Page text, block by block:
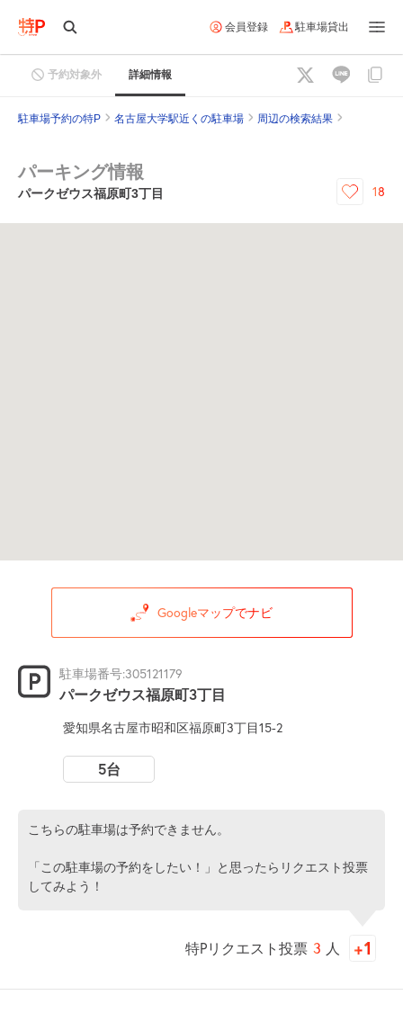
会員登録 駐車場貸出
予約対象外 詳細情報
駐車場予約の特P 名古屋大学駅近くの駐車場 周辺の検索結果
パーキング情報
パークゼウス福原町3丁目 18
Googleマップでナビ
駐車場番号:305121179
パークゼウス福原町3丁目
愛知県名古屋市昭和区福原町3丁目15-2
5台
こちらの駐車場は予約できません。
「この駐車場の予約をしたい！」と思ったらリクエスト投票
してみよう！
特Pリクエスト投票 3 人